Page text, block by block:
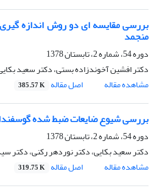
منجمد
دوره 54، شماره 2، تابستان 1378
دکتر افشین آخوندزاده بستی، دکتر سعید
مشاهده مقاله
اصل مقاله 385.57 K
بررسی شیوع ضایعات ضبط شده
دوره 54، شماره 2، تابستان 1378
دکتر سعید بکایی، دکتر نوردهر رکنی،
مشاهده مقاله
اصل مقاله 319.75 K